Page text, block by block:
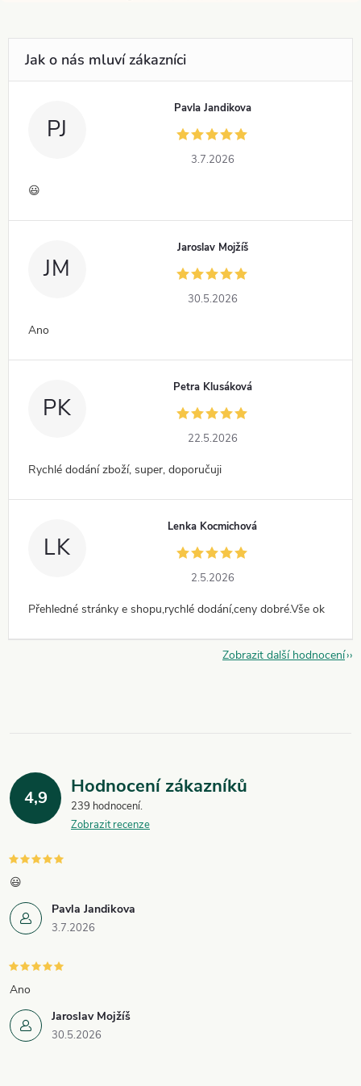
PJ
Pavla Jandikova
3.7.2026
😃
JM
Jaroslav Mojžíš
30.5.2026
Ano
PK
Petra Klusáková
22.5.2026
Rychlé dodání zboží, super, doporučuji
LK
Lenka Kocmichová
2.5.2026
Přehledné stránky e shopu,rychlé dodání,ceny dobré.Vše ok
Zobrazit další hodnocení
4,9 Hodnocení zákazníků
239 hodnocení
Zobrazit recenze
Pavla Jandikova
3.7.2026
😃
Jaroslav Mojžíš
30.5.2026
Ano